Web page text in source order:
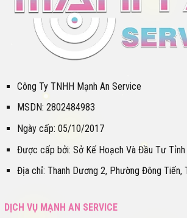
Công Ty TNHH Mạnh An Service
MSDN: 2802484983
Ngày cấp: 05/10/2017
Được cấp bởi: Sở Kế Hoạch Và Đầu Tư Tỉnh
Địa chỉ: Thanh Dương 2, Phường Đông Tiến,
DỊCH VỤ MẠNH AN SERVICE